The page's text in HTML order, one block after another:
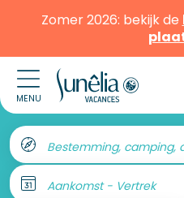
Zomer 2026: bekijk de
MENU
Bestemming, camping,
Aankomst - Vertrek